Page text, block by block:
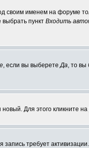
своим именем на форуме
пункт Входить
, если вы выберетеДа, то вы
Для этого кликните на
требует